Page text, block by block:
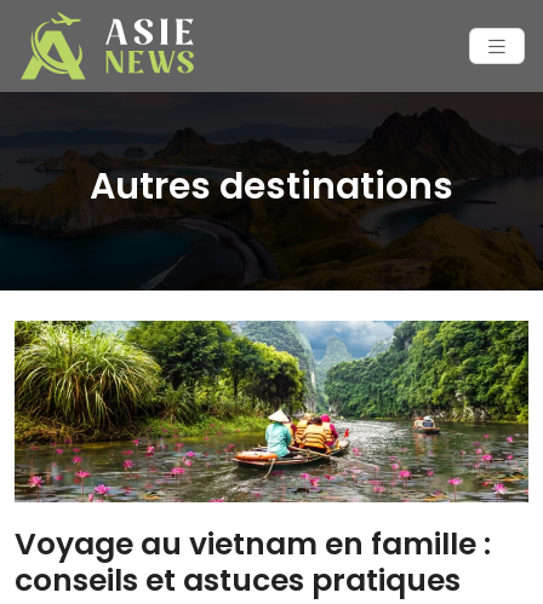
Autres destinations
Voyage au vietnam en famille :
conseils et astuces pratiques